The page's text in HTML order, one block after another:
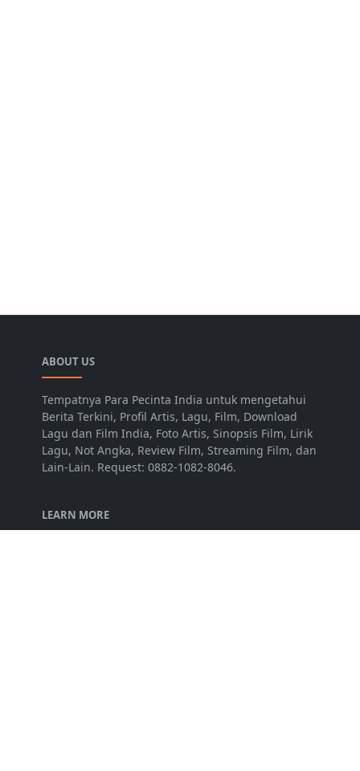
ABOUT US
Tempatnya Para Pecinta India untuk mengetahui
Berita Terkini, Profil Artis, Lagu, Film, Download
Lagu dan Film India, Foto Artis, Sinopsis Film, Lirik
Lagu, Not Angka, Review Film, Streaming Film, dan
Lain-Lain. Request: 0882-1082-8046.
LEARN MORE